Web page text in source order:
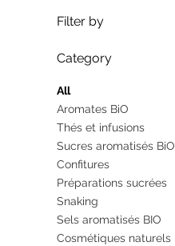
Filter by
Category
All
Aromates BiO
Thés et infusions
Sucres aromatisés BiO
Confitures
Préparations sucrées
Snaking
Sels aromatisés BIO
Cosmétiques naturels